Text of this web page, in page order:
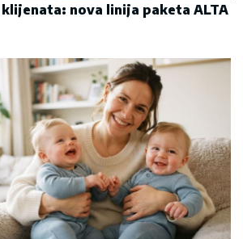
nova linija paketa ALTA